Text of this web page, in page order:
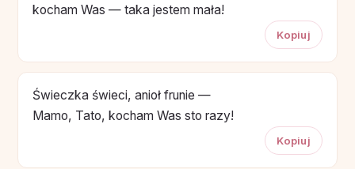
kocham Was — taka jestem mała!
Kopiuj
Świeczka świeci, anioł frunie —
Mamo, Tato, kocham Was sto razy!
Kopiuj